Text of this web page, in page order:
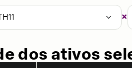
×
dos ativos